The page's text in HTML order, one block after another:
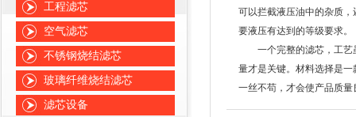
工程滤芯
空气滤芯
不锈钢烧结滤芯
玻璃纤维烧结滤芯
滤芯设备
可以拦截液压油中的杂质
要液压有达到的等级要求。
一个完整的滤芯，工艺虽
量才是关键。材料选择是
一丝不苟，才会使产品质量